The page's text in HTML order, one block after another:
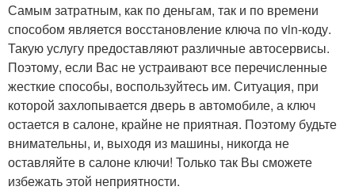
Самым затратным, как по деньгам, так и по времени
способом является восстановление ключа по vin-коду.
Такую услугу предоставляют различные автосервисы.
Поэтому, если Вас не устраивают все перечисленные
жесткие способы, воспользуйтесь им. Ситуация, при
которой захлопывается дверь в автомобиле, а ключ
остается в салоне, крайне не приятная. Поэтому будьте
внимательны, и, выходя из машины, никогда не
оставляйте в салоне ключи! Только так Вы сможете
избежать этой неприятности.